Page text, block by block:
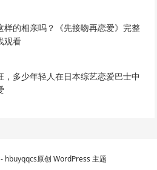
样的相亲吗？《先接吻再恋爱》完整
观看
，多少年轻人在日本综艺恋爱巴士中
- hbuyqqcs原创 WordPress 主题